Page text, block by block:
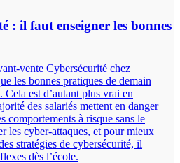
: il faut enseigner les bonnes
vente Cybersécurité chez
les bonnes pratiques de demain
Cela est d’autant plus vrai en
des salariés mettent en danger
comportements à risque sans le
les cyber-attaques, et pour mieux
stratégies de cybersécurité, il
dès l’école.